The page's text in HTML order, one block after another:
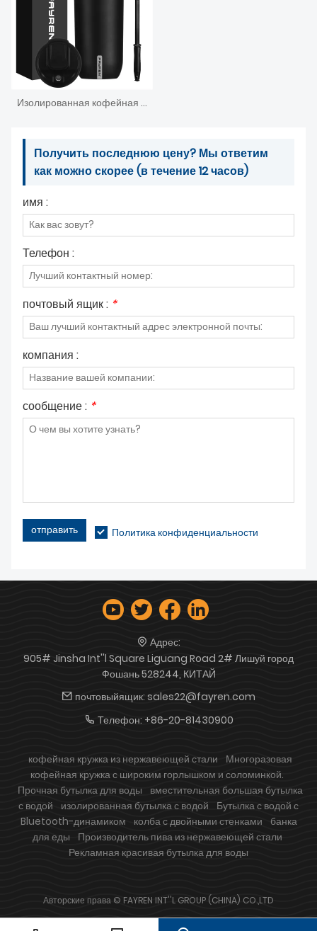
Изолированная кофейная кружка Фэйрен емкостью 500 мл с кнопочной крышкой — герметичная многоразовая дорожная бутылка-термос для воды — 24 часа в холоде и 12 часов в горячем состоянии
Получить последнюю цену? Мы ответим
как можно скорее (в течение 12 часов)
имя :
Телефон :
почтовый ящик : *
компания :
сообщение : *
отправить Политика конфиденциальности
Адрес:
905# Jinsha Int''l Square Liguang Road 2# Лишуй город
Фошань 528244, КИТАЙ
почтовыйящик: sales22@fayren.com
Телефон: +86-20-81430900
кофейная кружка из нержавеющей стали
Многоразовая
кофейная кружка с широким горлышком и соломинкой.
Прочная бутылка для воды
вместительная большая бутылка
с водой
изолированная бутылка с водой
Бутылка с водой с
Bluetooth-динамиком
колба с двойными стенками
банка
для еды
Производитель пива из нержавеющей стали
Рекламная красивая бутылка для воды
Авторские права © FAYREN INT''L GROUP (CHINA) CO.,LTD